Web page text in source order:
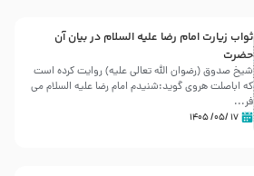
ثواب زیارت امام رضا علیه السلام در بیان آن
حضرت
شیخ صدوق (رضوان الله تعالی علیه) روایت کرده است
که اباصلت هروی گوید:شنیدم امام رضا علیه السلام می
فر...
۱۷ /۰۵/ ۱۴۰۵